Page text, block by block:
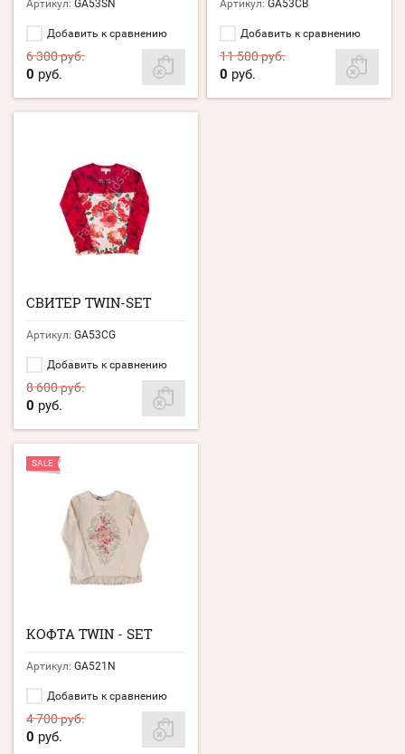
Артикул: GA53SN
Добавить к сравнению
6 300руб.
0 руб.
Артикул: GA53CB
Добавить к сравнению
11 500руб.
0 руб.
СВИТЕР TWIN-SET
Артикул: GA53CG
Добавить к сравнению
8 600руб.
0 руб.
SALE
КОФТА TWIN - SET
Артикул: GA521N
Добавить к сравнению
4 700руб.
0 руб.